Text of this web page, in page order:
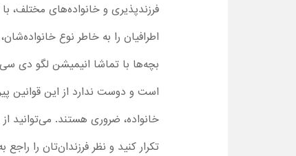
فرزندپذیری و خانواده‌های مختلف،
اطرافیان را به خاطر نوع
بچه‌ها با تماشا انیمیشن لگو دی
است و دوست ندارد از این قوانین
خانواده، ضروری هستند. می‌توانید
تکرار کنید و نظر فرزندان‌تان را